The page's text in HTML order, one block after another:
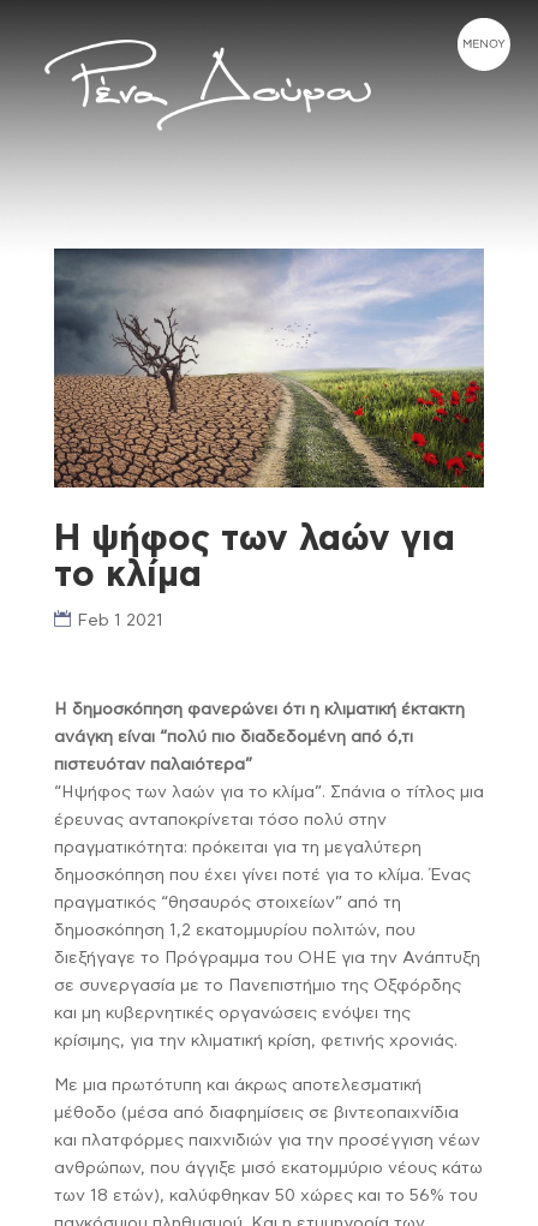
Η ψήφος των λαών για
το κλίμα
Feb 1 2021
Η δημοσκόπηση φανερώνει ότι η κλιματική έκτακτη
ανάγκη είναι “πολύ πιο διαδεδομένη από ό,τι
πιστευόταν παλαιότερα”
“Ηψήφος των λαών για το κλίμα”. Σπάνια ο τίτλος μια
έρευνας ανταποκρίνεται τόσο πολύ στην
πραγματικότητα: πρόκειται για τη μεγαλύτερη
δημοσκόπηση που έχει γίνει ποτέ για το κλίμα. Ένας
πραγματικός “θησαυρός στοιχείων” από τη
δημοσκόπηση 1,2 εκατομμυρίου πολιτών, που
διεξήγαγε το Πρόγραμμα του ΟΗΕ για την Ανάπτυξη
σε συνεργασία με το Πανεπιστήμιο της Οξφόρδης
και μη κυβερνητικές οργανώσεις ενόψει της
κρίσιμης, για την κλιματική κρίση, φετινής χρονιάς.
Με μια πρωτότυπη και άκρως αποτελεσματική
μέθοδο (μέσα από διαφημίσεις σε βιντεοπαιχνίδια
και πλατφόρμες παιχνιδιών για την προσέγγιση νέων
ανθρώπων, που άγγιξε μισό εκατομμύριο νέους κάτω
των 18 ετών), καλύφθηκαν 50 χώρες και το 56% του